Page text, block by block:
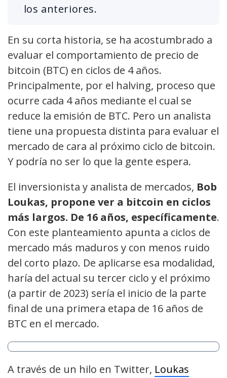
los anteriores.
En su corta historia, se ha acostumbrado a
evaluar el comportamiento de precio de
bitcoin (BTC) en ciclos de 4 años.
Principalmente, por el halving, proceso que
ocurre cada 4 años mediante el cual se
reduce la emisión de BTC. Pero un analista
tiene una propuesta distinta para evaluar el
mercado de cara al próximo ciclo de bitcoin.
Y podría no ser lo que la gente espera.
El inversionista y analista de mercados, Bob
Loukas, propone ver a bitcoin en ciclos
más largos. De 16 años, específicamente.
Con este planteamiento apunta a ciclos de
mercado más maduros y con menos ruido
del corto plazo. De aplicarse esa modalidad,
haría del actual su tercer ciclo y el próximo
(a partir de 2023) sería el inicio de la parte
final de una primera etapa de 16 años de
BTC en el mercado.
A través de un hilo en Twitter, Loukas